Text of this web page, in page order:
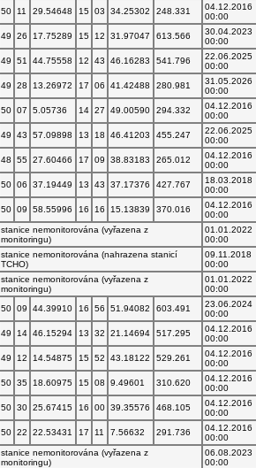
50 11 29.54648 15 03 34.25302 248.331
04.12.2016
00:00
49 26 17.75289 15 12 31.97047 613.566
30.04.2023
00:00
49 51 44.75558 12 43 46.16283 541.796
22.06.2025
00:00
49 28 13.26972 17 06 41.42488 280.981
31.05.2026
00:00
50 07 5.05736 14 27 49.00590 294.332
04.12.2016
00:00
49 43 57.09898 13 18 46.41203 455.247
22.06.2025
00:00
48 55 27.60466 17 09 38.83183 265.012
04.12.2016
00:00
50 06 37.19449 13 43 37.17376 427.767
18.03.2018
00:00
50 09 58.55996 16 16 15.13839 370.016
04.12.2016
00:00
stanice nemonitorována (vyřazena z
monitoringu)
01.01.2022
00:00
stanice nemonitorována (nahrazena stanicí
TCHO)
09.11.2018
00:00
stanice nemonitorována (vyřazena z
monitoringu)
01.01.2022
00:00
50 09 44.39910 16 56 51.94082 603.491
23.06.2024
00:00
49 14 46.15294 13 32 21.14694 517.295
04.12.2016
00:00
49 12 14.54875 15 52 43.18122 529.261
04.12.2016
00:00
50 35 18.60975 15 08 9.49601 310.620
04.12.2016
00:00
50 30 25.67415 16 00 39.35576 468.105
04.12.2016
00:00
50 22 22.53431 17 11 7.56632 291.736
04.12.2016
00:00
stanice nemonitorována (vyřazena z
monitoringu)
06.08.2023
00:00